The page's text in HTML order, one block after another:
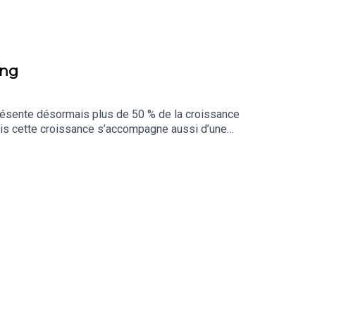
désormais plus de 50 % de la croissance
croissance s’accompagne aussi d’une
construire des stratégies cohérentes ?
efficacement la performance dans un univers